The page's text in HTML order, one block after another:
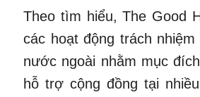
Theo tìm hiểu, The Good
các hoạt động trách
nước ngoài nhằm mục
hỗ trợ cộng đồng tại